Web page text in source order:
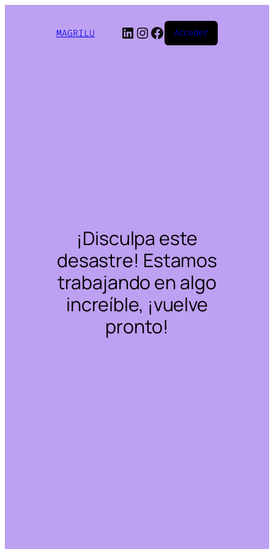
MAGRILU LinkedIn
Instagram
Facebook
Acceder
¡Disculpa este
desastre! Estamos
trabajando en algo
increíble, ¡vuelve
pronto!